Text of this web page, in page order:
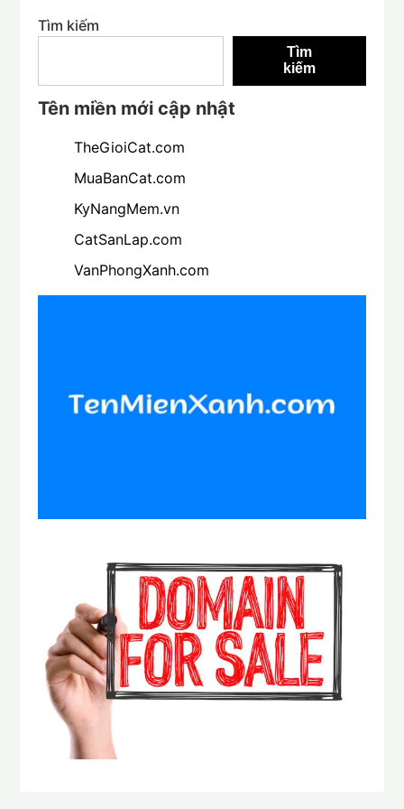
Tìm kiếm
Tìm
kiếm
Tên miền mới cập nhật
TheGioiCat.com
MuaBanCat.com
KyNangMem.vn
CatSanLap.com
VanPhongXanh.com